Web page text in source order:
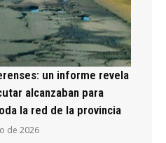
un informe revela
alcanzaban para
la red de la provincia
de 2026